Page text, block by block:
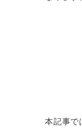
本記事で